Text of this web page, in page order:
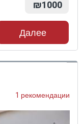
₪1000
Далее
1 рекомендации